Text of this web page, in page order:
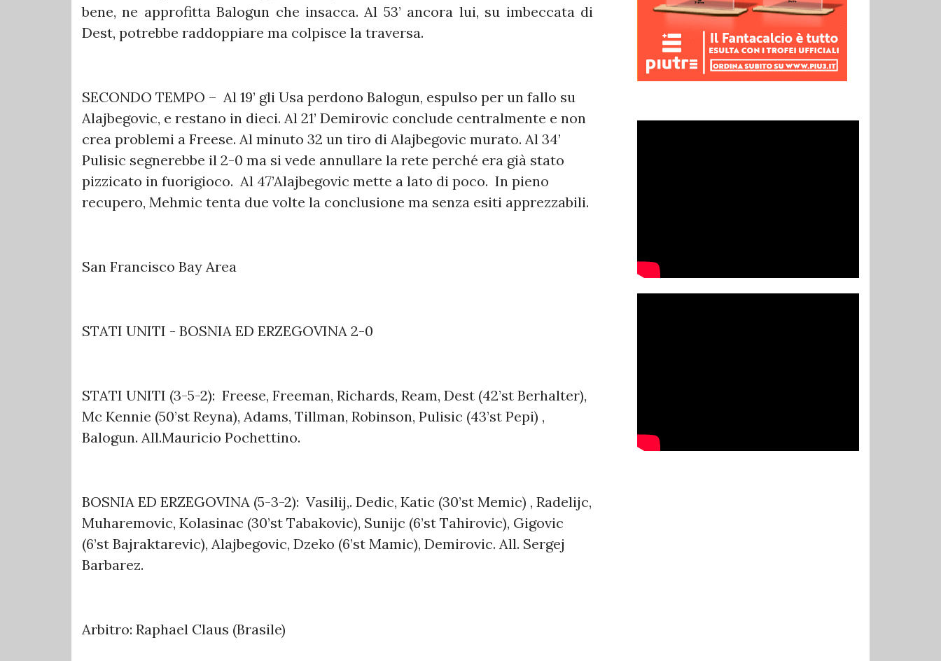
bene, ne approfitta Balogun che insacca. Al 53’ ancora lui, su imbeccata di
Dest, potrebbe raddoppiare ma colpisce la traversa.
SECONDO TEMPO – Al 19’ gli Usa perdono Balogun, espulso per un fallo su
Alajbegovic, e restano in dieci. Al 21’ Demirovic conclude centralmente e non
crea problemi a Freese. Al minuto 32 un tiro di Alajbegovic murato. Al 34’
Pulisic segnerebbe il 2-0 ma si vede annullare la rete perché era già stato
pizzicato in fuorigioco. Al 47’Alajbegovic mette a lato di poco. In pieno
recupero, Mehmic tenta due volte la conclusione ma senza esiti apprezzabili.
San Francisco Bay Area
STATI UNITI - BOSNIA ED ERZEGOVINA 2-0
STATI UNITI (3-5-2): Freese, Freeman, Richards, Ream, Dest (42’st Berhalter),
Mc Kennie (50’st Reyna), Adams, Tillman, Robinson, Pulisic (43’st Pepi) ,
Balogun. All.Mauricio Pochettino.
BOSNIA ED ERZEGOVINA (5-3-2): Vasilij,. Dedic, Katic (30’st Memic) , Radelijc,
Muharemovic, Kolasinac (30’st Tabakovic), Sunijc (6’st Tahirovic), Gigovic
(6’st Bajraktarevic), Alajbegovic, Dzeko (6’st Mamic), Demirovic. All. Sergej
Barbarez.
Arbitro: Raphael Claus (Brasile)